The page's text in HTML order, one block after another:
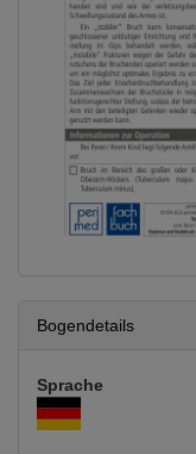
Bogendetails
Sprache